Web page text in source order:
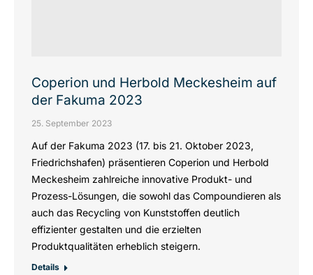
Coperion und Herbold Meckesheim auf
der Fakuma 2023
25. September 2023
Auf der Fakuma 2023 (17. bis 21. Oktober 2023,
Friedrichshafen) präsentieren Coperion und Herbold
Meckesheim zahlreiche innovative Produkt- und
Prozess-Lösungen, die sowohl das Compoundieren als
auch das Recycling von Kunststoffen deutlich
effizienter gestalten und die erzielten
Produktqualitäten erheblich steigern.
Details